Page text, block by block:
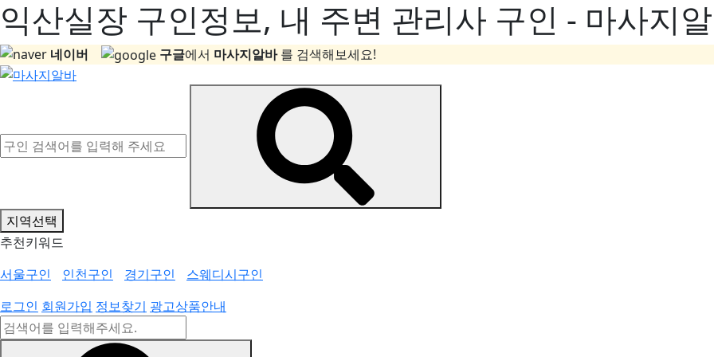
익산실장 구인정보, 내 주변 관리사 구인 - 마사지
네이버 구글에서 마사지알바를 검색해보세요!
지역선택
추천키워드
서울구인
인천구인 경기구인
스웨디시구인
로그인 회원가입 정보찾기 광고상품안내